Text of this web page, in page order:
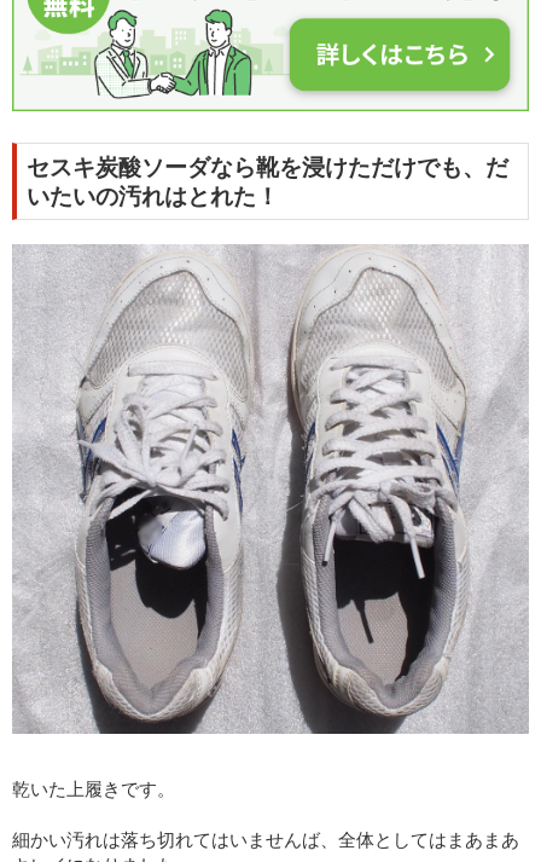
セスキ炭酸ソーダなら靴を浸けただけでも、だ
いたいの汚れはとれた！
乾いた上履きです。
細かい汚れは落ち切れてはいませんば、全体としてはまあまあ